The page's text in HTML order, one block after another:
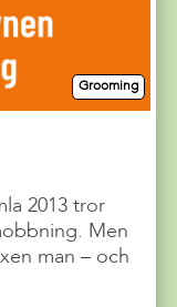
Grooming
2013 tror
Men
man – och